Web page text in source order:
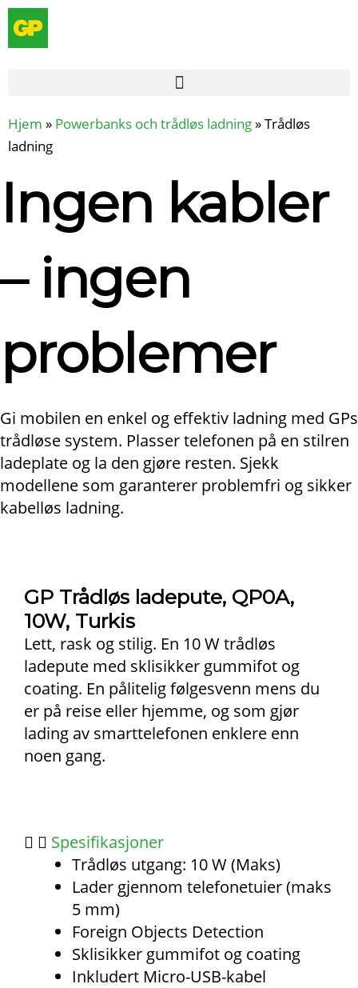
Hoppa
till
innehåll
Hjem » Powerbanks och trådløs ladning»Trådløs
ladning
Ingen kabler
– ingen
problemer
Gi mobilen en enkel og effektiv ladning med GPs
trådløse system. Plasser telefonen på en stilren
ladeplate og la den gjøre resten. Sjekk
modellene som garanterer problemfri og sikker
kabelløs ladning.
GP Trådløs ladepute, QP0A,
10W, Turkis
Lett, rask og stilig. En 10 W trådløs
ladepute med sklisikker gummifot og
coating. En pålitelig følgesvenn mens du
er på reise eller hjemme, og som gjør
lading av smarttelefonen enklere enn
noen gang.
Spesifikasjoner
Trådløs utgang: 10 W (Maks)
Lader gjennom telefonetuier (maks
5 mm)
Foreign Objects Detection
Sklisikker gummifot og coating
Inkludert Micro-USB-kabel